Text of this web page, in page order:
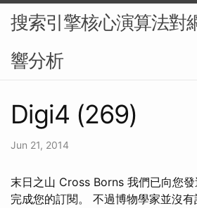
搜索引擎核心演算法對
響分析
Digi4 (269)
Jun 21, 2014
末日之山 Cross Borns 我們已向您
完成您的訂閱。 不過博物學家並沒